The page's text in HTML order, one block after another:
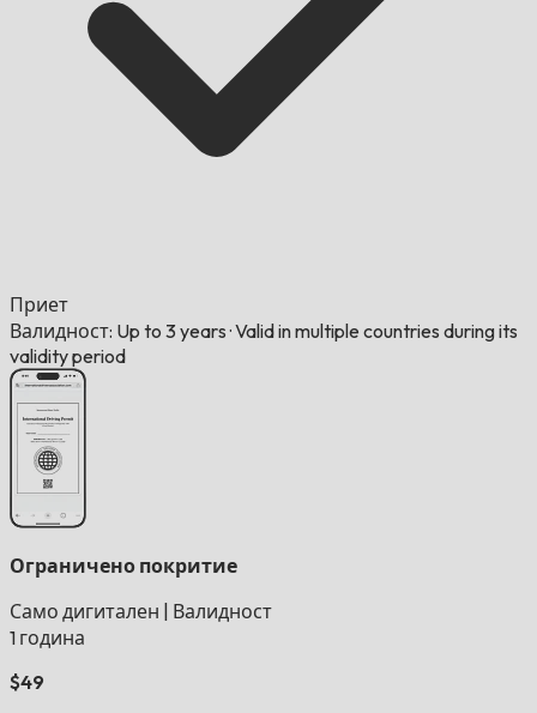
Приет
Валидност: Up to 3 years ·Valid in multiple countries during its
validity period
Ограничено покритие
Само дигитален
Валидност
1 година
$49